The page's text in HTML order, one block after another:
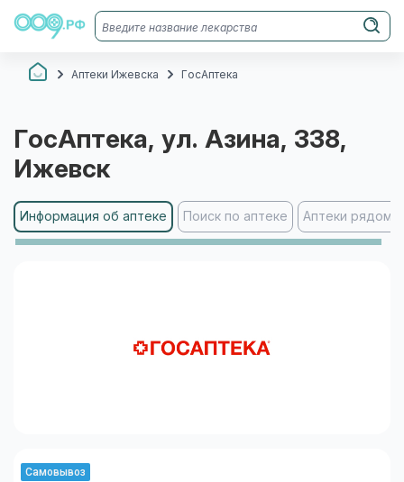
Аптеки Ижевска ГосАптека
ГосАптека, ул. Азина, 338,
Ижевск
Информация об аптеке Поиск по аптеке Аптеки рядом
Самовывоз